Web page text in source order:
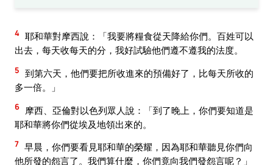
4 耶和華對摩西說：「我要將糧食從天降給你們。百姓可以
出去，每天收每天的分，我好試驗他們遵不遵我的法度。
5 到第六天，他們要把所收進來的預備好了，比每天所收的
多一倍。」
6 摩西、亞倫對以色列眾人說：「到了晚上，你們要知道是
耶和華將你們從埃及地領出來的。
7 早晨，你們要看見耶和華的榮耀，因為耶和華聽見你們向
他所發的怨言了。我們算什麼，你們竟向我們發怨言呢？」